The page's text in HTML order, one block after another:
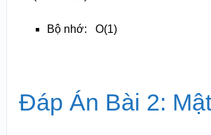
Bộ nhớ: O(1)
Đáp Án Bài 2: